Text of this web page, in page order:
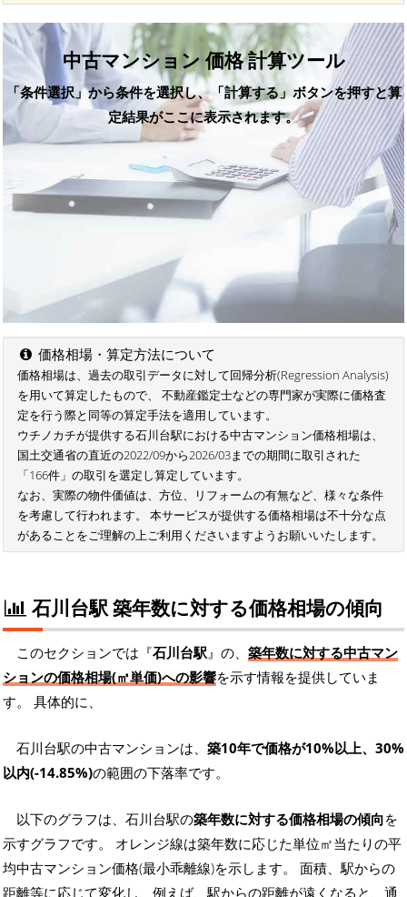
中古マンション 価格 計算ツール
「条件選択」から条件を選択し、「計算する」ボタンを押すと算
定結果がここに表示されます。
価格相場・算定方法について
価格相場は、過去の取引データに対して回帰分析(Regression Analysis)
を用いて算定したもので、 不動産鑑定士などの専門家が実際に価格査
定を行う際と同等の算定手法を適用しています。
ウチノカチが提供する石川台駅における中古マンション価格相場は、
国土交通省の直近の2022/09から2026/03までの期間に取引された
「166件」の取引を選定し算定しています。
なお、実際の物件価値は、方位、リフォームの有無など、様々な条件
を考慮して行われます。 本サービスが提供する価格相場は不十分な点
があることをご理解の上ご利用くださいますようお願いいたします。
石川台駅 築年数に対する価格相場の傾向
このセクションでは『石川台駅』の、 築年数に対する中古マン
ションの価格相場(㎡単価)への影響を示す情報を提供していま
す。 具体的に、
石川台駅の中古マンションは、 築10年で価格が10%以上、30%
以内(-14.85%)の範囲の下落率です。
以下のグラフは、石川台駅の築年数に対する価格相場の傾向を
示すグラフです。 オレンジ線は築年数に応じた単位㎡当たりの平
均中古マンション価格(最小乖離線)を示します。 面積、駅からの
距離等に応じて変化し、例えば、駅からの距離が遠くなると、通